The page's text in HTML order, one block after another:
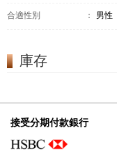
合適性別 ： 男性
庫存
接受分期付款銀行